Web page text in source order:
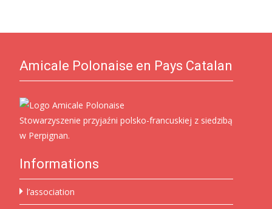
Amicale Polonaise en Pays Catalan
Stowarzyszenie przyjaźni polsko-francuskiej z siedzibą
w Perpignan.
Informations
l’association